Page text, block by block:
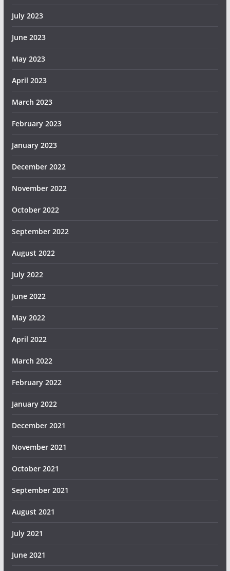
July 2023
June 2023
May 2023
April 2023
March 2023
February 2023
January 2023
December 2022
November 2022
October 2022
September 2022
August 2022
July 2022
June 2022
May 2022
April 2022
March 2022
February 2022
January 2022
December 2021
November 2021
October 2021
September 2021
August 2021
July 2021
June 2021